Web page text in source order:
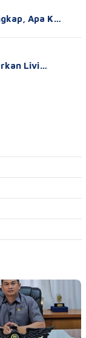
Apa K…
Livi…